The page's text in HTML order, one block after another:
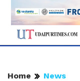
Home News